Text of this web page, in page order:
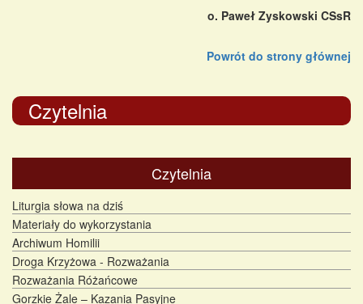
o. Paweł Zyskowski CSsR
Powrót do strony głównej
Czytelnia
Czytelnia
Liturgia słowa na dziś
Materiały do wykorzystania
Archiwum Homilii
Droga Krzyżowa - Rozważania
Rozważania Różańcowe
Gorzkie Żale – Kazania Pasyjne